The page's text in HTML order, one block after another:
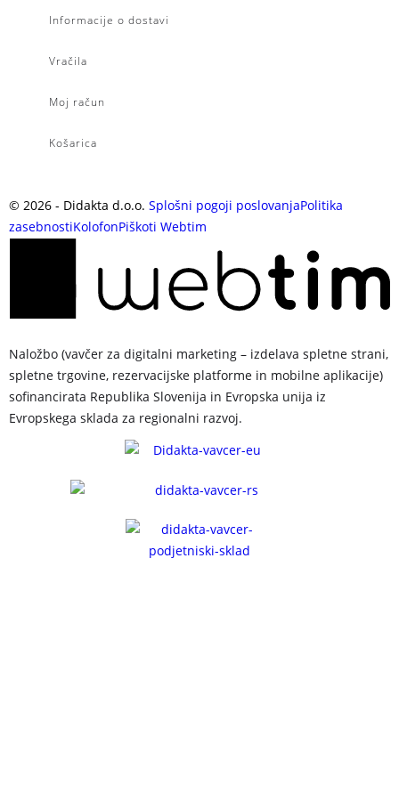
Informacije o dostavi
Vračila
Moj račun
Košarica
© 2026 - Didakta d.o.o. Splošni pogoji poslovanjaPolitika
zasebnostiKolofonPiškoti Webtim
Naložbo (vavčer za digitalni marketing – izdelava spletne strani,
spletne trgovine, rezervacijske platforme in mobilne aplikacije)
sofinancirata Republika Slovenija in Evropska unija iz
Evropskega sklada za regionalni razvoj.